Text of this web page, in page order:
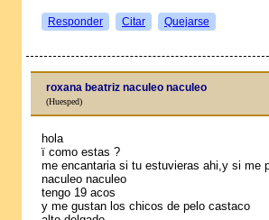
Responder Citar Quejarse
roxana beatriz naculeo naculeo
(Huesped)
hola
ї como estas ?
me encantaria si tu estuvieras ahi,y si me
naculeo naculeo
tengo 19 aсos
y me gustan los chicos de pelo castaсo